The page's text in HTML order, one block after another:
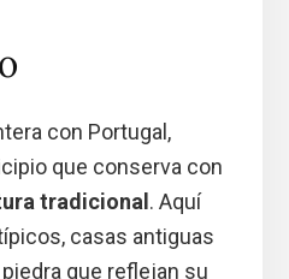
con Portugal,
que conserva con
tradicional . Aquí
casas antiguas
que reflejan su